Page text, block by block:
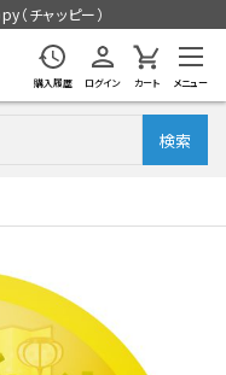
チャッピー）
購入履歴 ログイン カート メニュー
検索
ク